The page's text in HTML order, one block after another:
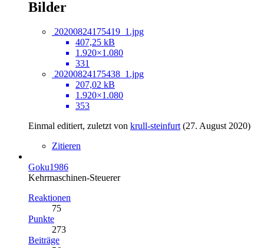
Bilder
20200824175419_1.jpg
407,25 kB
1.920×1.080
331
20200824175438_1.jpg
207,02 kB
1.920×1.080
353
Einmal editiert, zuletzt von krull-steinfurt(27. August 2020)
Zitieren
Goku1986
Kehrmaschinen-Steuerer
Reaktionen
75
Punkte
273
Beiträge